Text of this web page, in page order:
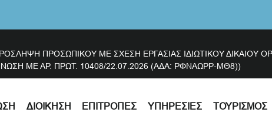
ΠΡΟΣΩΠΙΚΟΥ ΜΕ ΣΧΕΣΗ ΕΡΓΑΣΙΑΣ ΙΔΙΩΤΙΚΟΥ ΔΙΚΑΙΟΥ
ΜΕ ΑΡ. ΠΡΩΤ. 10408/22.07.2026 (ΑΔΑ: ΡΦΝΑΩΡΡ-ΜΘ8))
ΔΙΟΊΚΗΣΗ ΕΠΙΤΡΟΠΈΣ ΥΠΗΡΕΣΊΕΣ ΤΟΥΡΙΣΜΌΣ